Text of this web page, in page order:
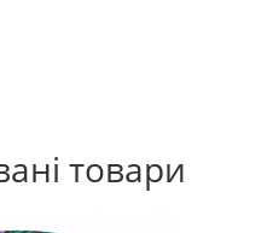
товари